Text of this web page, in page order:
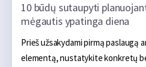
10 būdų sutaupyti
mėgautis ypatinga diena
Prieš užsakydami pirmą paslaugą
elementą, nustatykite konkretų